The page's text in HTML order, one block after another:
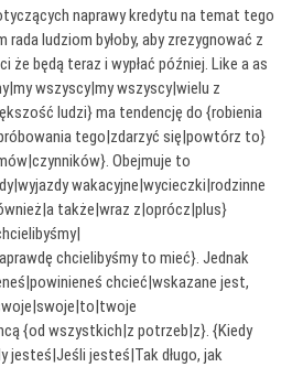
naprawy kredytu na temat tego
rada ludziom byłoby, aby zrezygnować z
że będą teraz i wypłać później. Like a as
wszyscy|my wszyscy|wielu z
ludzi} ma tendencję do {robienia
tego|zdarzyć się|powtórz to}
Obejmuje to
wakacyjne|wycieczki|rodzinne
także|wraz z|oprócz|plus}
chcielibyśmy to mieć}. Jednak
chcieć|wskazane jest,
{od wszystkich|z potrzeb|z}. {Kiedy
jesteś|Jeśli jesteś|Tak długo, jak